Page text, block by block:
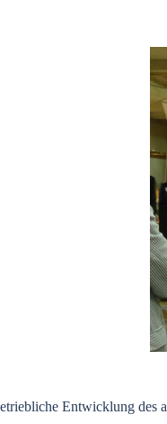
Entwicklung des